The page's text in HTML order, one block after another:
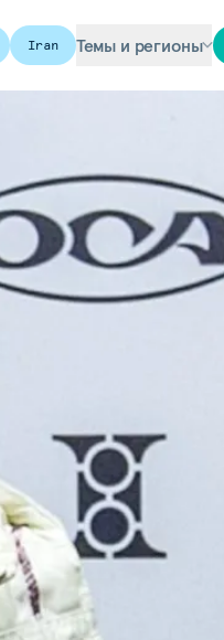
Iran Темы и регионы